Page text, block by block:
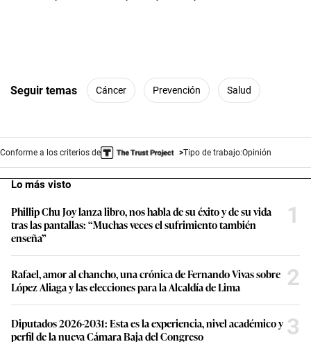
Seguir temas Cáncer Prevención Salud
Conforme a los criterios de Tipo de trabajo:Opinión
Lo más visto
Phillip Chu Joy lanza libro, nos habla de su éxito y de su vida
tras las pantallas: “Muchas veces el sufrimiento también
enseña”
1
Rafael, amor al chancho, una crónica de Fernando Vivas sobre
López Aliaga y las elecciones para la Alcaldía de Lima
2
Diputados 2026-2031: Esta es la experiencia, nivel académico y
perfil de la nueva Cámara Baja del Congreso
3